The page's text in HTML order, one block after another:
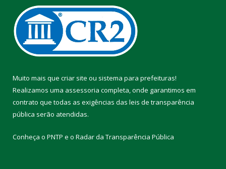
Muito mais que criar site ou sistema para prefeituras!
Realizamos uma assessoria completa, onde garantimos em
contrato que todas as exigências das leis de transparência
pública serão atendidas.
Conheça o PNTP e o Radar da Transparência Pública